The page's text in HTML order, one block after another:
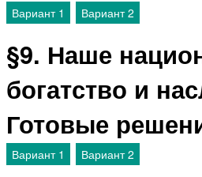
Вариант 1 Вариант 2
§9. Наше
богатство и
Готовые
Вариант 1 Вариант 2